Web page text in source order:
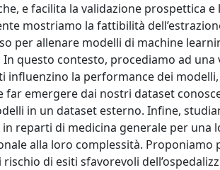
e facilita la validazione prospettica e
mostriamo la fattibilità
per allenare modelli di machine
questo contesto, procediamo ad una
influenzino la performance dei
emergere dai nostri dataset
in un dataset esterno. Infine,
reparti di medicina generale per una
alla loro complessità. Proponiamo
di esiti sfavorevoli